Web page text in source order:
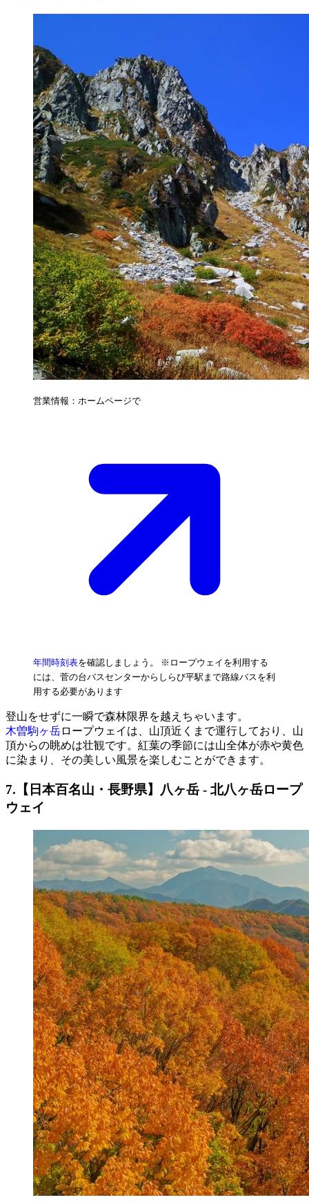
営業情報：ホームページで
年間時刻表を確認しましょう。 ※ロープウェイを利用する
には、菅の台バスセンターからしらび平駅まで路線バスを利
用する必要があります
登山をせずに一瞬で森林限界を越えちゃいます。
木曽駒ヶ岳ロープウェイは、山頂近くまで運行しており、山
頂からの眺めは壮観です。紅葉の季節には山全体が赤や黄色
に染まり、その美しい風景を楽しむことができます。
7.【日本百名山・長野県】八ヶ岳 - 北八ヶ岳ロープ
ウェイ